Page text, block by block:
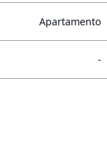
Apartamento
-